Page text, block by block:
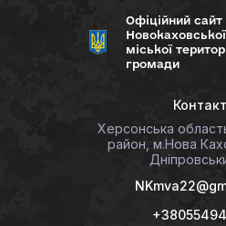
Офіційний сайт
Новокаховської
міської
громади
Херсонська
район, м.Нова